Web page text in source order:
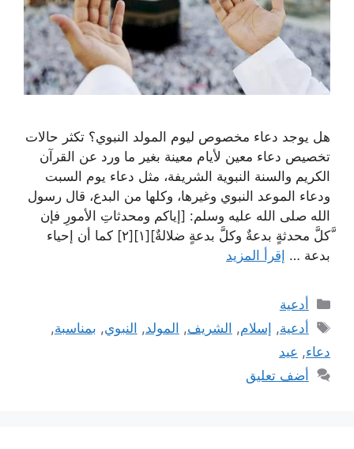
هل يوجد دعاء مخصوص ليوم المولد النبوي؟ تكثر حالات
تخصيص دعاء معين لأيام معينة بغير ما ورد عن القرآن
الكريم والسنة النبوية الشريفة، مثل دعاء يوم السبت
ودعاء الموعد النبوي وغيرها، وكلها من البدع، قال رسول
الله صلى الله عليه وسلم: [إياكم ومحدثاتِ الأمورِ فإن
َّكلَّ محدثةٍ بدعةٌ وكلَّ بدعةٍ ضلالةٌ][١][٢] كما أن إحياء
بدعة … إقرأ المزيد
التصنيفات
أدعية
الوسوم
أدعية, إسلام, الشريف, المولد, النبوي, بمناسبة,
دعاء, عيد
أضف تعليق